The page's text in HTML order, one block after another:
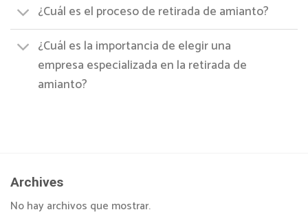
¿Cuál es el proceso de retirada de amianto?
¿Cuál es la importancia de elegir una
empresa especializada en la retirada de
amianto?
Archives
No hay archivos que mostrar.